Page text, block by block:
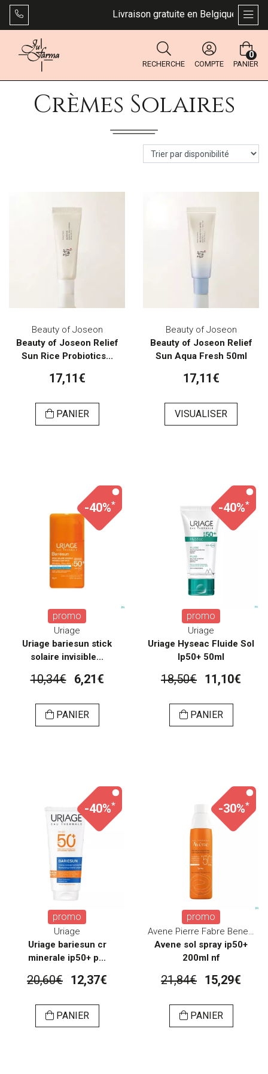
Livraison gratuite en Belgique dès 49
RECHERCHE COMPTE PANIER
0
Crèmes Solaires
Beauty of Joseon
Beauty of Joseon Relief
Sun Rice Probiotics...
17,11€
PANIER
Beauty of Joseon
Beauty of Joseon Relief
Sun Aqua Fresh 50ml
17,11€
VISUALISER
-40%*
promo
Uriage
Uriage bariesun stick
solaire invisible...
10,34€ 6,21€
PANIER
-40%*
promo
Uriage
Uriage Hyseac Fluide Sol
Ip50+ 50ml
18,50€ 11,10€
PANIER
-40%*
promo
Uriage
Uriage bariesun cr
minerale ip50+ p...
20,60€ 12,37€
PANIER
-30%*
promo
Avene Pierre Fabre Benelux
Avene sol spray ip50+
200ml nf
21,84€ 15,29€
PANIER